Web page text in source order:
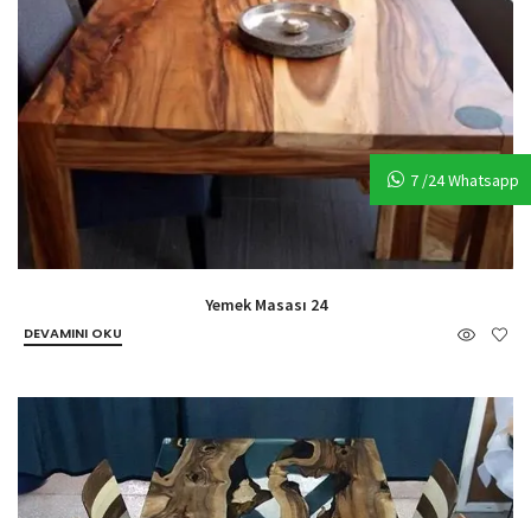
Yemek Masası 24
DEVAMINI OKU
7 /24 Whatsapp